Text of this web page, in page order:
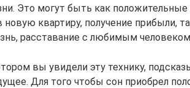
Это могут быть как
новую квартиру, получение прибыли,
расставание с любимым
вы увидели эту технику,
Для того чтобы сон приобрел